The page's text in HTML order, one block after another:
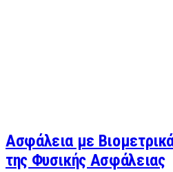
Ασφάλεια με
της Φυσικής Ασφάλειας